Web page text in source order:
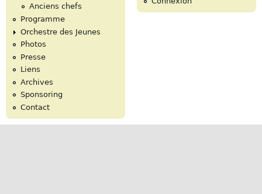
Anciens chefs
Programme
Orchestre des Jeunes
Photos
Presse
Liens
Archives
Sponsoring
Contact